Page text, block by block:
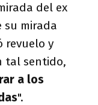
del ex
su mirada
revuelo y
tal sentido,
a los
".